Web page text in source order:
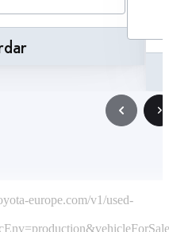
europe.com/v1/used-